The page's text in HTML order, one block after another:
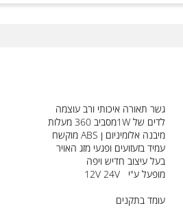
גשר תאורה איכותי ורב עוצמה
לדים של 1W מסביב 360 מעלות
מיבנה אלומיניום ןABS
מוקשח
עמיד בזעזועים ופגעי מזג האויר
בעל עיצוב חדיש ויפה